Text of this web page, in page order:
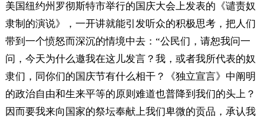
美国纽约州罗彻斯特市举行的国庆大会上发表的《谴责奴
隶制的演说》，一开讲就能引发听众的积极思考，把人们
带到一个愤怒而深沉的情境中去：“公民们，请恕我问一
问，今天为什么邀我在这儿发言？我，或者我所代表的奴
隶们，同你们的国庆节有什么相干？《独立宣言》中阐明
的政治自由和生来平等的原则难道也普降到我们的头上？
因而要我来向国家的祭坛奉献上我们卑微的贡品，承认我